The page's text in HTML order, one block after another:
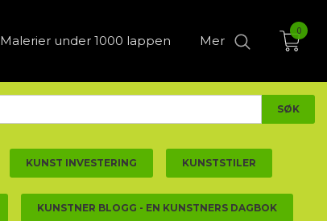
under 1000 lappen Mer
0
KUNST INVESTERING KUNSTSTILER
KUNSTNER BLOGG - EN KUNSTNERS DAGBOK